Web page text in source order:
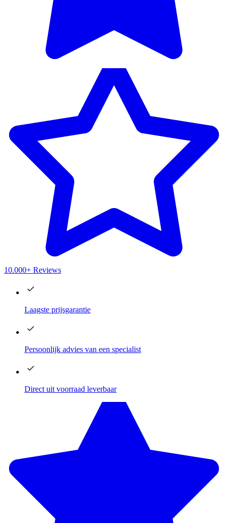
10.000+ Reviews
Laagste prijsgarantie
Persoonlijk advies van een specialist
Direct uit voorraad leverbaar